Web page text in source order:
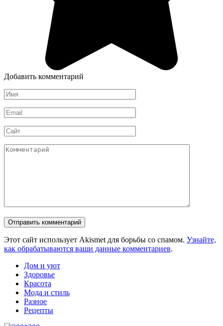
Добавить комментарий
Имя
*
Email
*
Сайт
Комментарий
Этот сайт использует Akismet для борьбы со спамом. Узнайте,
как обрабатываются ваши данные комментариев.
Дом и уют
Здоровье
Красота
Мода и стиль
Разное
Рецепты